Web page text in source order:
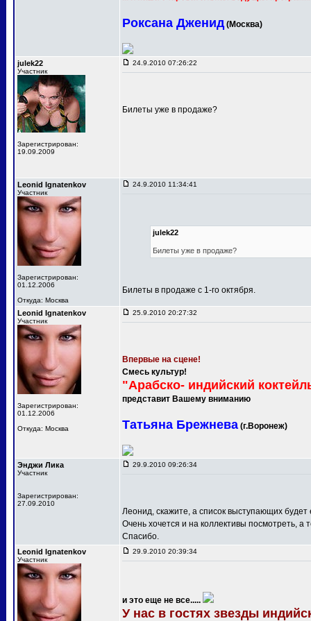
Роксана Дженид (Москва)
julek22
Участник
Зарегистрирован:
19.09.2009
24.9.2010 07:26:22
Билеты уже в продаже?
Leonid Ignatenkov
Участник
Зарегистрирован:
01.12.2006
Откуда: Москва
24.9.2010 11:34:41
julek22
Билеты уже в продаже?
Билеты в продаже с 1-го октября.
Leonid Ignatenkov
Участник
Зарегистрирован:
01.12.2006
Откуда: Москва
25.9.2010 20:27:32
Впервые на сцене!
Смесь культур!
"Арабско- индийский
представит Вашему вниманию
Татьяна Брежнева (г.Воронеж)
Энджи Лика
Участник
Зарегистрирован:
27.09.2010
29.9.2010 09:26:34
Леонид, скажите, а список выступающих
Очень хочется и на коллективы посмотреть, а
Спасибо.
Leonid Ignatenkov
Участник
29.9.2010 20:39:34
и это еще не все.....
У нас в гостях звезды